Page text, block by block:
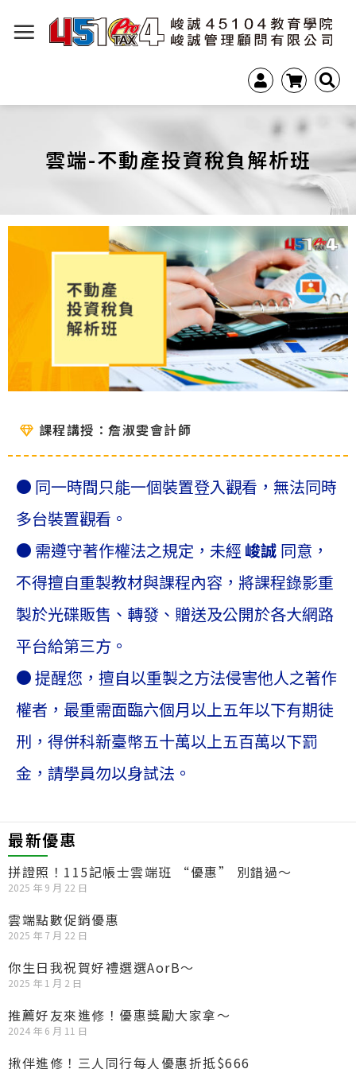
雲端-不動產投資稅負解析班
課程講授：詹淑雯會計師
● 同一時間只能一個裝置登入觀看，無法同時
多台裝置觀看。
● 需遵守著作權法之規定，未經 峻誠 同意，
不得擅自重製教材與課程內容，將課程錄影重
製於光碟販售、轉發、贈送及公開於各大網路
平台給第三方。
● 提醒您，擅自以重製之方法侵害他人之著作
權者，最重需面臨六個月以上五年以下有期徒
刑，得併科新臺幣五十萬以上五百萬以下罰
金，請學員勿以身試法。
最新優惠
拼證照！115記帳士雲端班 “優惠” 別錯過～
2025 年 9 月 22 日
雲端點數促銷優惠
2025 年 7 月 22 日
你生日我祝賀好禮選選AorB～
2025 年 1 月 2 日
推薦好友來進修！優惠獎勵大家拿～
2024 年 6 月 11 日
揪伴進修！三人同行每人優惠折抵$666